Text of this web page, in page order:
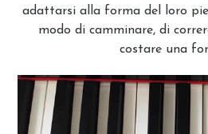
adattarsi alla forma del loro
modo di camminare, di
costare una